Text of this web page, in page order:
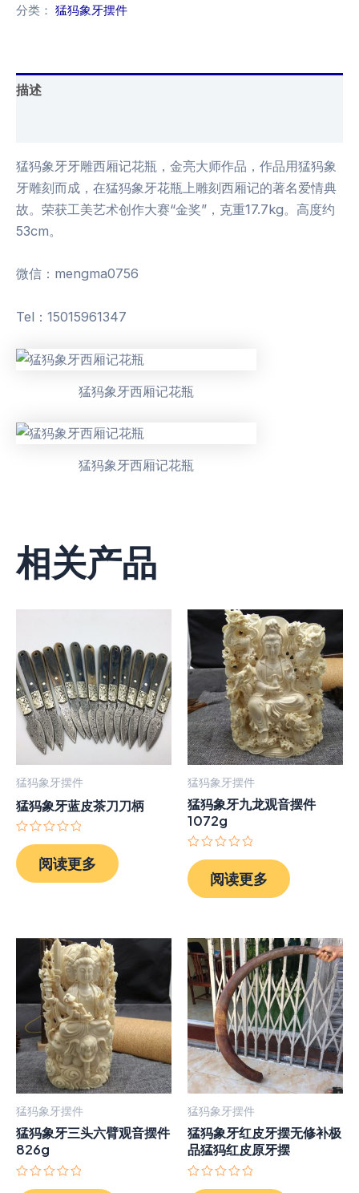
分类： 猛犸象牙摆件
描述
猛犸象牙牙雕西厢记花瓶，金亮大师作品，作品用猛犸象
牙雕刻而成，在猛犸象牙花瓶上雕刻西厢记的著名爱情典
故。荣获工美艺术创作大赛“金奖”，克重17.7kg。高度约
53cm。
微信：mengma0756
Tel：15015961347
猛犸象牙西厢记花瓶
猛犸象牙西厢记花瓶
相关产品
猛犸象牙摆件
猛犸象牙蓝皮茶刀刀柄
评
分
0
&sol;
阅读更多
猛犸象牙摆件
猛犸象牙九龙观音摆件
1072g
评
分
0
&sol;
阅读更多
猛犸象牙摆件
猛犸象牙三头六臂观音摆件
826g
猛犸象牙摆件
猛犸象牙红皮牙摆无修补极
品猛犸红皮原牙摆